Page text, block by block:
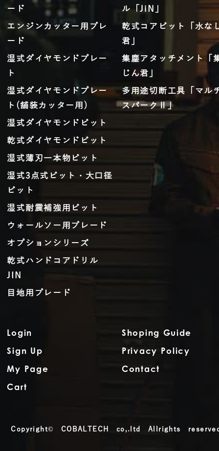
ード
エンジンカッター用ブレ
ード
湿式ダイヤモンドプレー
ト
湿式ダイヤモンドプレー
ト(舗装カッター用)
湿式ダイヤモンドビット
乾式ダイヤモンドビット
湿式薄刃一本物ビット
湿式3点式ビット・大口径
ビット
湿式耐震補強用ビット
ウォールソー用ブレード
オプションシリーズ
乾式ハンドコアドリル
JIN
目地用ブレード
ル「JiN」
乾式コアビット「水な
君」
集塵アタッチメント「
じん君」
多用途切断工具「マル
スパークⅡ」
Login
Sign Up
My Page
Cart
Shoping Guide
Privacy Policy
Contact
Copyright© COBALTECH co,.ltd Allrights